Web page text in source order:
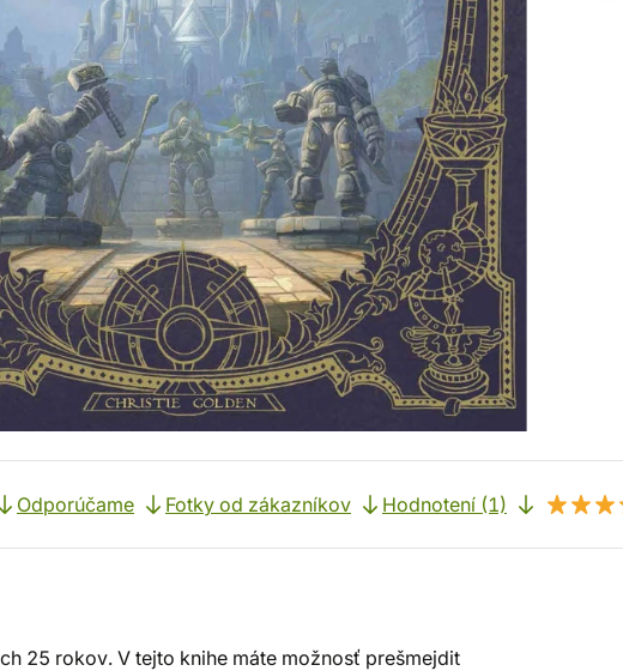
Odporúčame Fotky od zákazníkov Hodnotení (1)
25 rokov. V tejto knihe máte možnosť prešmejdit